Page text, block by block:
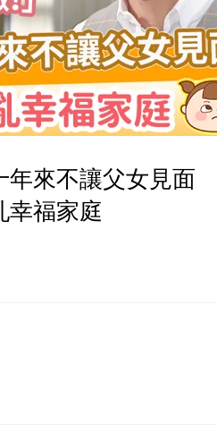
年來不讓父女見面
幸福家庭